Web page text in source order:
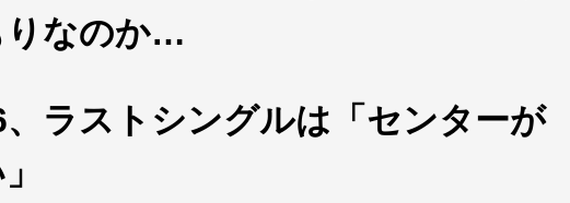
りなのか…
、ラストシングルは「センターが